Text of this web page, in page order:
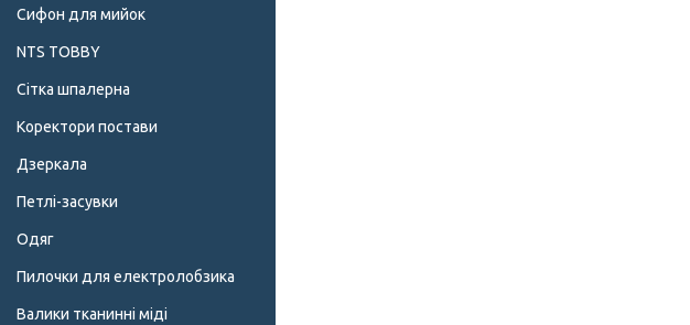
Сифон для мийок
NTS TOBBY
Сітка шпалерна
Коректори постави
Дзеркала
Петлі-засувки
Одяг
Пилочки для електролобзика
Валики тканинні міді